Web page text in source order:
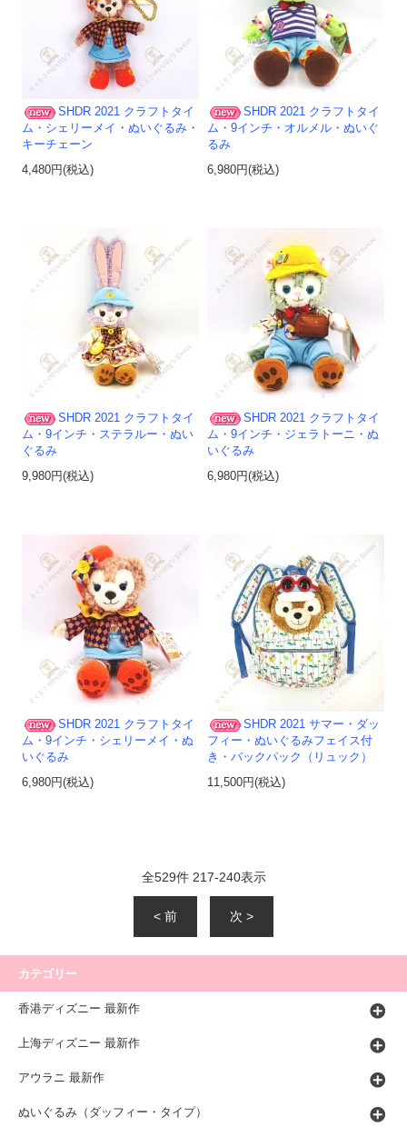
SHDR 2021 クラフトタイ
ム・シェリーメイ・ぬいぐるみ・
キーチェーン
4,480円(税込)
SHDR 2021 クラフトタイ
ム・9インチ・オルメル・ぬいぐ
るみ
6,980円(税込)
SHDR 2021 クラフトタイ
ム・9インチ・ステラルー・ぬい
ぐるみ
9,980円(税込)
SHDR 2021 クラフトタイ
ム・9インチ・ジェラトーニ・ぬ
いぐるみ
6,980円(税込)
SHDR 2021 クラフトタイ
ム・9インチ・シェリーメイ・ぬ
いぐるみ
6,980円(税込)
SHDR 2021 サマー・ダッ
フィー・ぬいぐるみフェイス付
き・バックパック（リュック）
11,500円(税込)
全529件 217-240表示
< 前 次 >
カテゴリー
香港ディズニー 最新作
上海ディズニー 最新作
アウラニ 最新作
ぬいぐるみ（ダッフィー・タイプ）